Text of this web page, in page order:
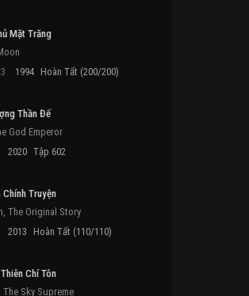
Mặt Trăng
1994 Hoàn Tất (200/200)
Thần Đế
God Emperor
2020 Tập 602
Chính Truyện
The Original Story
2013 Hoàn Tất (110/110)
Chí Tôn
The Sky Supreme